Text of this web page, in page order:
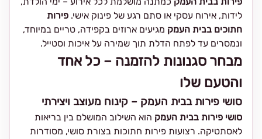
לידות, אירוח עסקי או סתם רגע של פינוק אישי. פירות
חתוכים בבית העמק מגיעים ארוזים בקפידה, טריים במיוחד,
ונמסרים עד לפתח הדלת תוך שמירה על איכות וסטייל.
מבחר סגנונות להזמנה – כל אחד
והטעם שלו
סושי פירות בבית העמק – קינוח מעוצב ויצירתי
סושי פירות בבית העמק הוא השילוב המושלם בין בריאות
לאסתטיקה. רצועות פירות חתוכות בצורת סושי, מסודרות